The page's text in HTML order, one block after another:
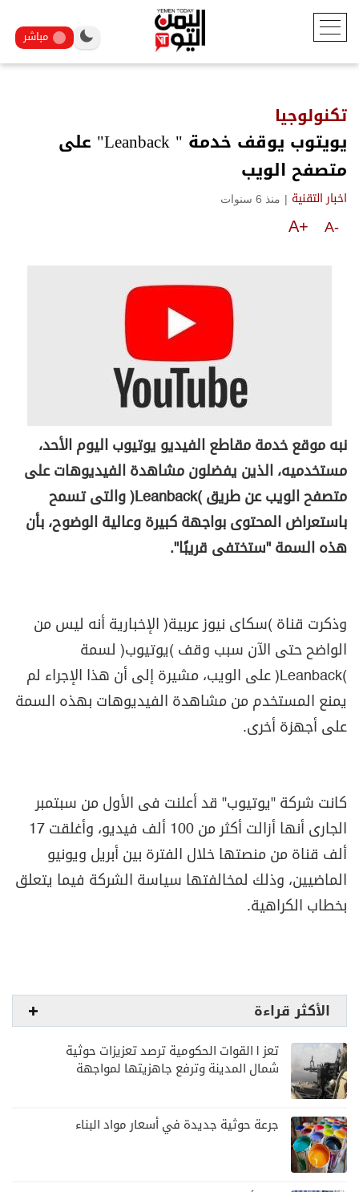
مباشر
تكنولوجيا
يويتوب يوقف خدمة " Leanback" على
متصفح الويب
اخبار التقنية | منذ 6 سنوات
A-
A+
نبه موقع خدمة مقاطع الفيديو يوتيوب اليوم الأحد،
مستخدميه، الذين يفضلون مشاهدة الفيديوهات على
متصفح الويب عن طريق (Leanback) والتى تسمح
باستعراض المحتوى بواجهة كبيرة وعالية الوضوح، بأن
هذه السمة "ستختفى قريبًا".
وذكرت قناة (سكاى نيوز عربية) الإخبارية أنه ليس من
الواضح حتى الآن سبب وقف (يوتيوب) لسمة
(
Leanback ) على الويب، مشيرة إلى أن هذا الإجراء لم
يمنع المستخدم من مشاهدة الفيديوهات بهذه السمة
على أجهزة أخرى.
كانت شركة "يوتيوب" قد أعلنت فى الأول من سبتمبر
الجارى أنها أزالت أكثر من 100 ألف فيديو، وأغلقت 17
ألف قناة من منصتها خلال الفترة بين أبريل ويونيو
الماضيين، وذلك لمخالفتها سياسة الشركة فيما يتعلق
بخطاب الكراهية.
الأكثر قراءة
تعز | القوات الحكومية ترصد تعزيزات حوثية
شمال المدينة وترفع جاهزيتها لمواجهة
جرعة حوثية جديدة في أسعار مواد البناء